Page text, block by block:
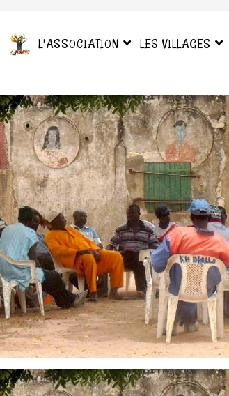
L'ASSOCIATION LES VILLAGES